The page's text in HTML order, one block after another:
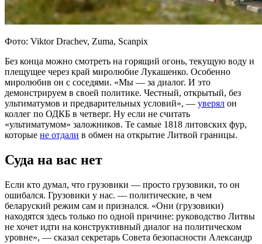
Фото: Viktor Drachev, Zuma, Scanpix
Без конца можно смотреть на горящий огонь, текущую воду и
плещущее через край миролюбие Лукашенко. Особенно
миролюбив он с соседями. «Мы — за диалог. И это
демонстрируем в своей политике. Честный, открытый, без
ультиматумов и предварительных условий», — уверял он
коллег по ОДКБ в четверг. Ну если не считать
«ультиматумом» заложников. Те самые 1818 литовских фур,
которые не отдали в обмен на открытие Литвой границы.
Суда на вас нет
Если кто думал, что грузовики — просто грузовики, то он
ошибался. Грузовики у нас. — политические, в чем
беларуский режим сам и признался. «Они (грузовики)
находятся здесь только по одной причине: руководство Литвы
не хочет идти на конструктивный диалог на политическом
уровне», — сказал секретарь Совета безопасности Александр